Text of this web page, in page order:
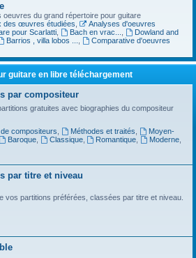
oeuvres du grand répertoire pour guitare
des œuvres étudiées
Analyses d'oeuvres
pour Scarlatti, Bach en vrac...
Dowland and
Barrios , villa lobos ...
Comparative d'oeuvres
guitare en libre téléchargement
par compositeur
gratuites avec biographies du compositeur
compositeurs Méthodes et traités
Moyen-
Baroque, Classique, Romantique Moderne
par titre et niveau
vos partitions préférées, classées par titre et niveau.